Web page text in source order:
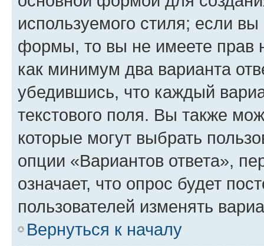
используемого стиля; если
формы, то вы не имеете прав
как минимум два варианта
убедившись, что каждый
текстового поля. Вы также
которые могут выбрать
опции «Вариантов ответа»,
означает, что опрос будет
пользователей изменять
Вернуться к началу